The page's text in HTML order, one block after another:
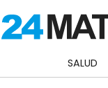
SALUD